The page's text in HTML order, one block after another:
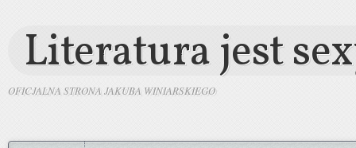
Literatura jest
OFICJALNA STRONA JAKUBA WINIARSKIEGO